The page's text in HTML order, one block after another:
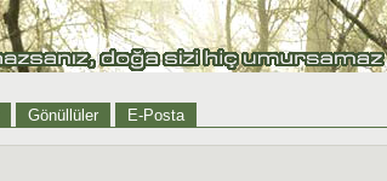
Gönüllüler E-Posta